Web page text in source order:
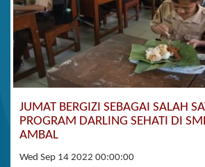
JUMAT BERGIZI SEBAGAI SALAH
PROGRAM DARLING SEHATI DI
AMBAL
Wed Sep 14 2022 00:00:00